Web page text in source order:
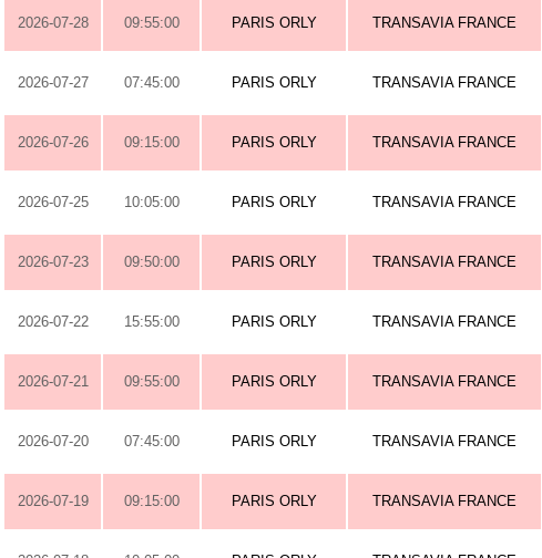
2026-07-28 09:55:00 PARIS ORLY TRANSAVIA FRANCE
2026-07-27 07:45:00 PARIS ORLY TRANSAVIA FRANCE
2026-07-26 09:15:00 PARIS ORLY TRANSAVIA FRANCE
2026-07-25 10:05:00 PARIS ORLY TRANSAVIA FRANCE
2026-07-23 09:50:00 PARIS ORLY TRANSAVIA FRANCE
2026-07-22 15:55:00 PARIS ORLY TRANSAVIA FRANCE
2026-07-21 09:55:00 PARIS ORLY TRANSAVIA FRANCE
2026-07-20 07:45:00 PARIS ORLY TRANSAVIA FRANCE
2026-07-19 09:15:00 PARIS ORLY TRANSAVIA FRANCE